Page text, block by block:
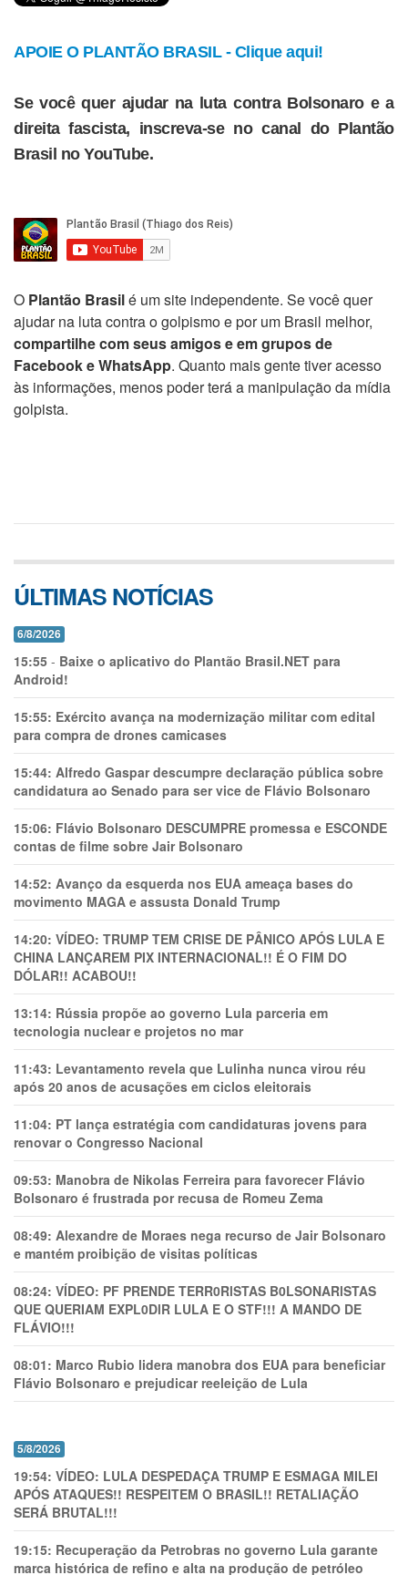
APOIE O PLANTÃO BRASIL - Clique aqui!
Se você quer ajudar na luta contra Bolsonaro e a
direita fascista, inscreva-se no canal do Plantão
Brasil no YouTube.
O Plantão Brasilé um site independente. Se você quer
ajudar na luta contra o golpismo e por um Brasil melhor,
compartilhe com seus amigos e em grupos de
Facebook e WhatsApp. Quanto mais gente tiver acesso
às informações, menos poder terá a manipulação da mídia
golpista.
ÚLTIMAS NOTÍCIAS
6/8/2026
15:55 - Baixe o aplicativo do Plantão Brasil.NET para
Android!
15:55: Exército avança na modernização militar com edital
para compra de drones camicases
15:44: Alfredo Gaspar descumpre declaração pública sobre
candidatura ao Senado para ser vice de Flávio Bolsonaro
15:06: Flávio Bolsonaro DESCUMPRE promessa e ESCONDE
contas de filme sobre Jair Bolsonaro
14:52: Avanço da esquerda nos EUA ameaça bases do
movimento MAGA e assusta Donald Trump
14:20: VÍDEO: TRUMP TEM CRlSE DE PÂNlCO APÓS LULA E
CHINA LANÇAREM PIX INTERNACIONAL!! É O FIM DO
DÓLAR!! ACABOU!!
13:14: Rússia propõe ao governo Lula parceria em
tecnologia nuclear e projetos no mar
11:43: Levantamento revela que Lulinha nunca virou réu
após 20 anos de acusações em ciclos eleitorais
11:04: PT lança estratégia com candidaturas jovens para
renovar o Congresso Nacional
09:53: Manobra de Nikolas Ferreira para favorecer Flávio
Bolsonaro é frustrada por recusa de Romeu Zema
08:49: Alexandre de Moraes nega recurso de Jair Bolsonaro
e mantém proibição de visitas políticas
08:24: VÍDEO: PF PRENDE TERR0RlSTAS B0LSONARlSTAS
QUE QUERIAM EXPL0DlR LULA E O STF!!! A MANDO DE
FLÁVIO!!!
08:01: Marco Rubio lidera manobra dos EUA para beneficiar
Flávio Bolsonaro e prejudicar reeleição de Lula
5/8/2026
19:54: VÍDEO: LULA DESPEDAÇA TRUMP E ESMAGA MILEI
APÓS ATAQUES!! RESPEITEM O BRASIL!! RETALIAÇÃO
SERÁ BRUTAL!!!
19:15: Recuperação da Petrobras no governo Lula garante
marca histórica de refino e alta na produção de petróleo